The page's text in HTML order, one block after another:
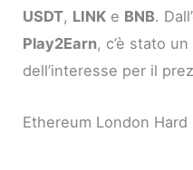
USDT, LINK e BNB.
Play2Earn, c’è stato
dell’interesse per il
Ethereum London Hard